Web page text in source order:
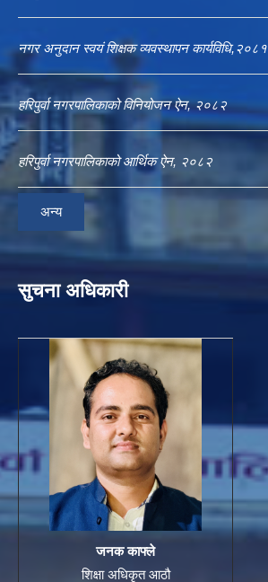
नगर अनुदान स्वयं शिक्षक व्यवस्थापन कार्यविधि,२०८१
हरिपुर्वा नगरपालिकाको विनियोजन ऐन, २०८२
हरिपुर्वा नगरपालिकाको आर्थिक ऐन, २०८२
अन्य
सुचना अधिकारी
जनक काफ्ले
शिक्षा अधिकृत आठौ